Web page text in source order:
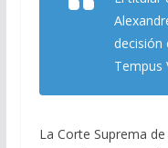
b
o
o
a
decisión
Tempus
La Corte Suprema